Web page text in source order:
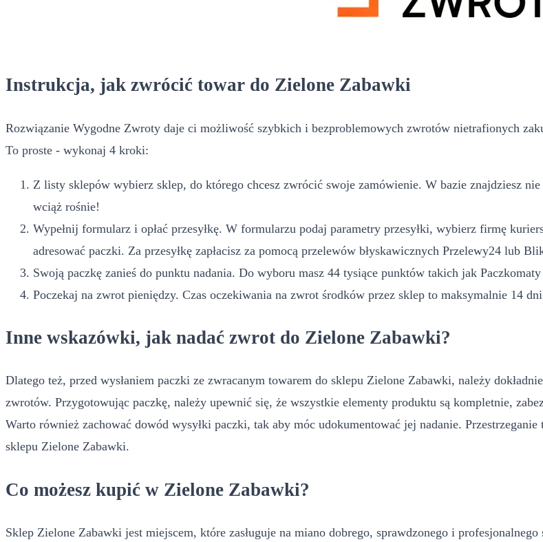
Instrukcja, jak zwrócić towar do Zielone Zabawki
Rozwiązanie Wygodne Zwroty daje ci możliwość szybkich i bezproblemowych zwrotów nietrafionych
To proste - wykonaj 4 kroki:
Z listy sklepów wybierz sklep, do którego chcesz zwrócić swoje zamówienie. W bazie znajdziesz
wciąż rośnie!
Wypełnij formularz i opłać przesyłkę. W formularzu podaj parametry przesyłki, wybierz firmę
adresować paczki. Za przesyłkę zapłacisz za pomocą przelewów błyskawicznych Przelewy24 lub
Swoją paczkę zanieś do punktu nadania. Do wyboru masz 44 tysiące punktów takich jak
Poczekaj na zwrot pieniędzy. Czas oczekiwania na zwrot środków przez sklep to maksymalnie 14
Inne wskazówki, jak nadać zwrot do Zielone Zabawki?
Dlatego też, przed wysłaniem paczki ze zwracanym towarem do sklepu Zielone Zabawki, należy
zwrotów. Przygotowując paczkę, należy upewnić się, że wszystkie elementy produktu są kompletnie,
Warto również zachować dowód wysyłki paczki, tak aby móc udokumentować jej nadanie.
sklepu Zielone Zabawki.
Co możesz kupić w Zielone Zabawki?
Sklep Zielone Zabawki jest miejscem, które zasługuje na miano dobrego, sprawdzonego i